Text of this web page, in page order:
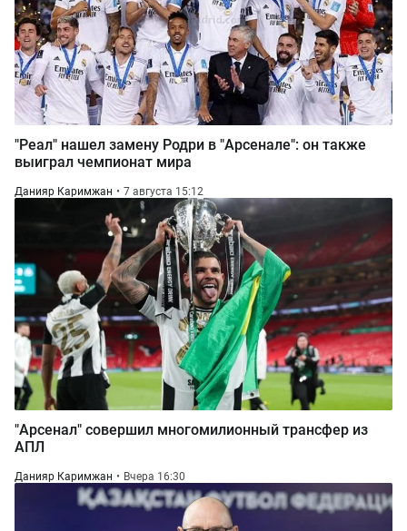
"Реал" нашел замену Родри в "Арсенале": он также
выиграл чемпионат мира
Данияр Каримжан 7 августа 15:12
"Арсенал" совершил многомилионный трансфер из
АПЛ
Данияр Каримжан Вчера 16:30